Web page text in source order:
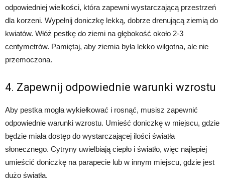
odpowiedniej wielkości, która zapewni wystarczającą przestrzeń
dla korzeni. Wypełnij doniczkę lekką, dobrze drenującą ziemią do
kwiatów. Włóż pestkę do ziemi na głębokość około 2-3
centymetrów. Pamiętaj, aby ziemia była lekko wilgotna, ale nie
przemoczona.
4. Zapewnij odpowiednie warunki wzrostu
Aby pestka mogła wykiełkować i rosnąć, musisz zapewnić
odpowiednie warunki wzrostu. Umieść doniczkę w miejscu, gdzie
będzie miała dostęp do wystarczającej ilości światła
słonecznego. Cytryny uwielbiają ciepło i światło, więc najlepiej
umieścić doniczkę na parapecie lub w innym miejscu, gdzie jest
dużo światła.